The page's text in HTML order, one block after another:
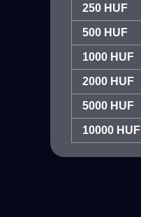
250 HUF
500 HUF
1000 HUF
2000 HUF
5000 HUF
10000 HUF